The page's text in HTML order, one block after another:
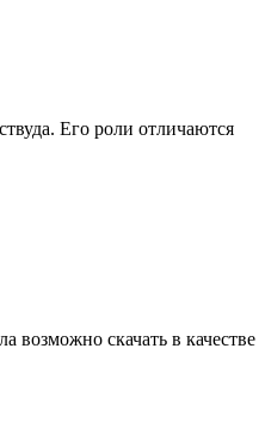
Его роли отличаются
возможно скачать в качестве